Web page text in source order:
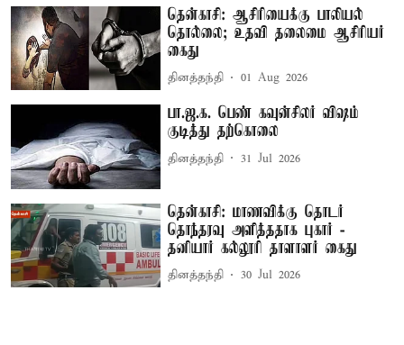
தென்காசி: ஆசிரியைக்கு பாலியல்
தொல்லை; உதவி தலைமை ஆசிரியர்
கைது
தினத்தந்தி 01 Aug 2026
பா.ஜ.க. பெண் கவுன்சிலர் விஷம்
குடித்து தற்கொலை
தினத்தந்தி 31 Jul 2026
தென்காசி: மாணவிக்கு தொடர்
தொந்தரவு அளித்ததாக புகார் -
தனியார் கல்லூரி தாளாளர் கைது
தினத்தந்தி 30 Jul 2026